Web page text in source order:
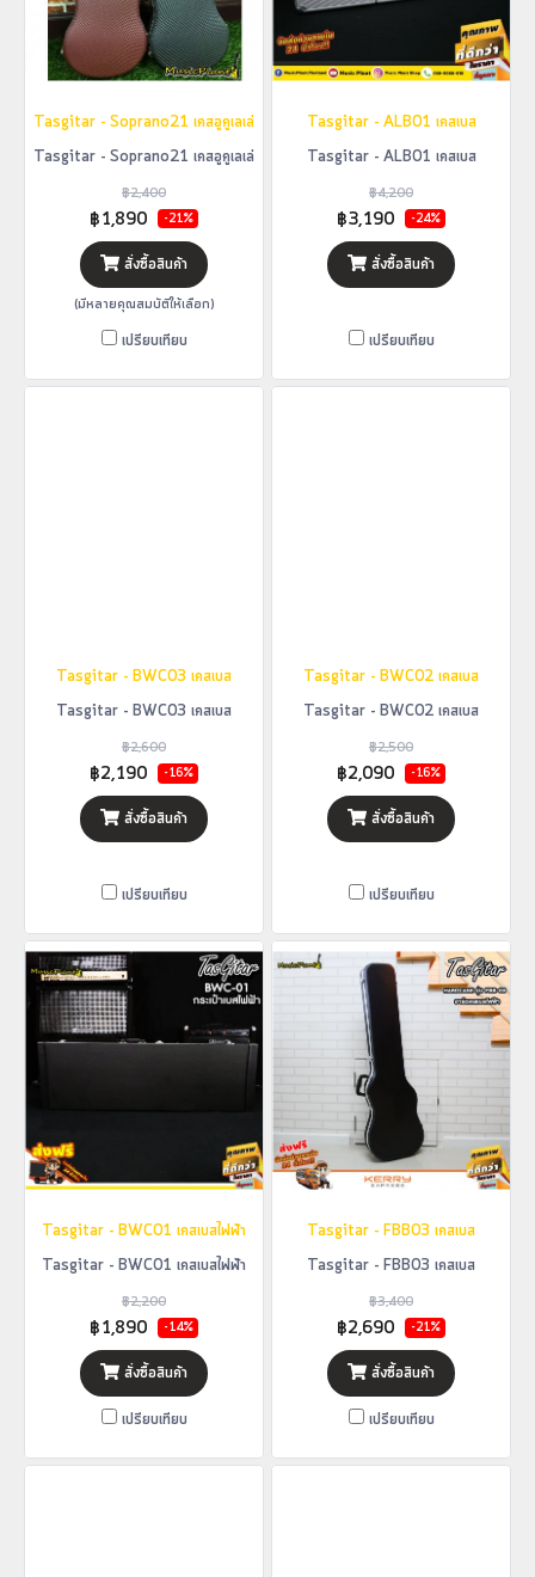
Tasgitar - Soprano21 เคสอูคูเลเล่
Tasgitar - Soprano21 เคสอูคูเลเล่
฿2,400
฿1,890 -21%
สั่งซื้อสินค้า
(มีหลายคุณสมบัติให้เลือก)
เปรียบเทียบ
Tasgitar - ALB01 เคสเบส
Tasgitar - ALB01 เคสเบส
฿4,200
฿3,190 -24%
สั่งซื้อสินค้า
เปรียบเทียบ
Tasgitar - BWC03 เคสเบส
Tasgitar - BWC03 เคสเบส
฿2,600
฿2,190 -16%
สั่งซื้อสินค้า
เปรียบเทียบ
Tasgitar - BWC02 เคสเบส
Tasgitar - BWC02 เคสเบส
฿2,500
฿2,090 -16%
สั่งซื้อสินค้า
เปรียบเทียบ
Tasgitar - BWC01 เคสเบสไฟฟ้า
Tasgitar - BWC01 เคสเบสไฟฟ้า
฿2,200
฿1,890 -14%
สั่งซื้อสินค้า
เปรียบเทียบ
Tasgitar - FBB03 เคสเบส
Tasgitar - FBB03 เคสเบส
฿3,400
฿2,690 -21%
สั่งซื้อสินค้า
เปรียบเทียบ